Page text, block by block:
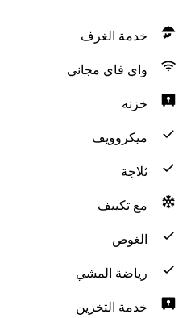
خدمة الغرف
واي فاي مجاني
خزنه
ميكروويف
ثلاجة
مع تكييف
الغوص
رياضة المشي
خدمة التخزين